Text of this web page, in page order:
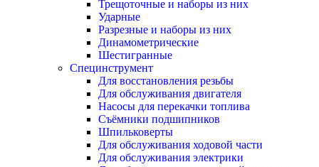
Трещоточные и наборы из них
Ударные
Разрезные и наборы из них
Динамометрические
Шестигранные
Специнструмент
Для восстановления резьбы
Для обслуживания двигателя
Насосы для перекачки топлива
Съёмники подшипников
Шпильковерты
Для обслуживания ходовой части
Для обслуживания электрики